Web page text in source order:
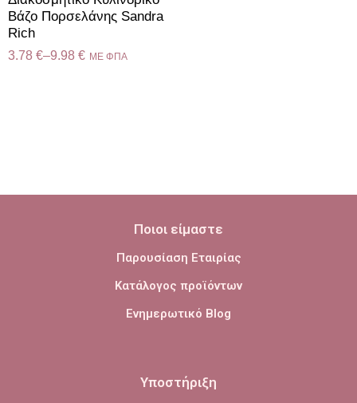
Βάζο Πορσελάνης Sandra
Rich
3.78 €–9.98 € ME ΦΠΑ
Ποιοι είμαστε
Παρουσίαση Εταιρίας
Κατάλογος προϊόντων
Ενημερωτικό Blog
Υποστήριξη